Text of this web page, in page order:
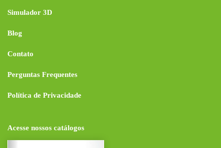
Simulador 3D
Blog
Contato
Perguntas Frequentes
Política de Privacidade
Acesse nossos catálogos